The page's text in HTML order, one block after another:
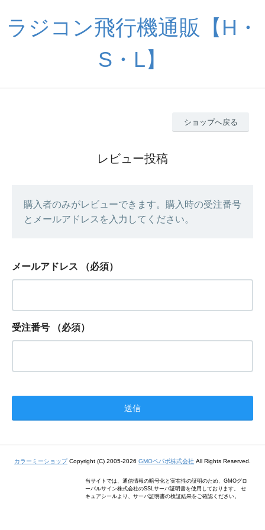
ラジコン飛行機通販【H・
S・L】
ショップへ戻る
レビュー投稿
購入者のみがレビューできます。購入時の受注番号
とメールアドレスを入力してください。
メールアドレス （必須）
受注番号 （必須）
カラーミーショップCopyright (C) 2005-2026 GMOペパボ株式会社 All Rights Reserved.
当サイトでは、通信情報の暗号化と実在性の証明のため、GMOグロ
ーバルサイン株式会社のSSLサーバ証明書を使用しております。 セ
キュアシールより、サーバ証明書の検証結果をご確認ください。